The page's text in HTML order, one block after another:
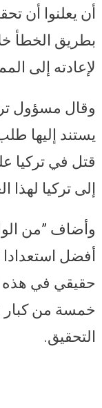
أن يعلنوا أن
بطريق الخطأ
لإعادته إلى
وقال مسؤول
يستند إليها
قتل في تركيا
إلى تركيا لهذا
وأضاف ”من
أفضل
حقيقي في هذه
خمسة من كبار
التحقيق.